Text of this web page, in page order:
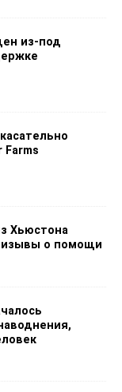
из-под
Farms
Хьюстона
о помощи